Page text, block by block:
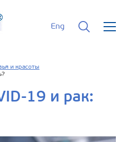
Eng
и красоты
19 и рак: